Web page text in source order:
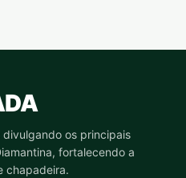
os principais
fortalecendo a
chapadeira.